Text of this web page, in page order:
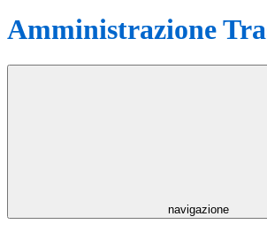
Amministrazione
navigazione